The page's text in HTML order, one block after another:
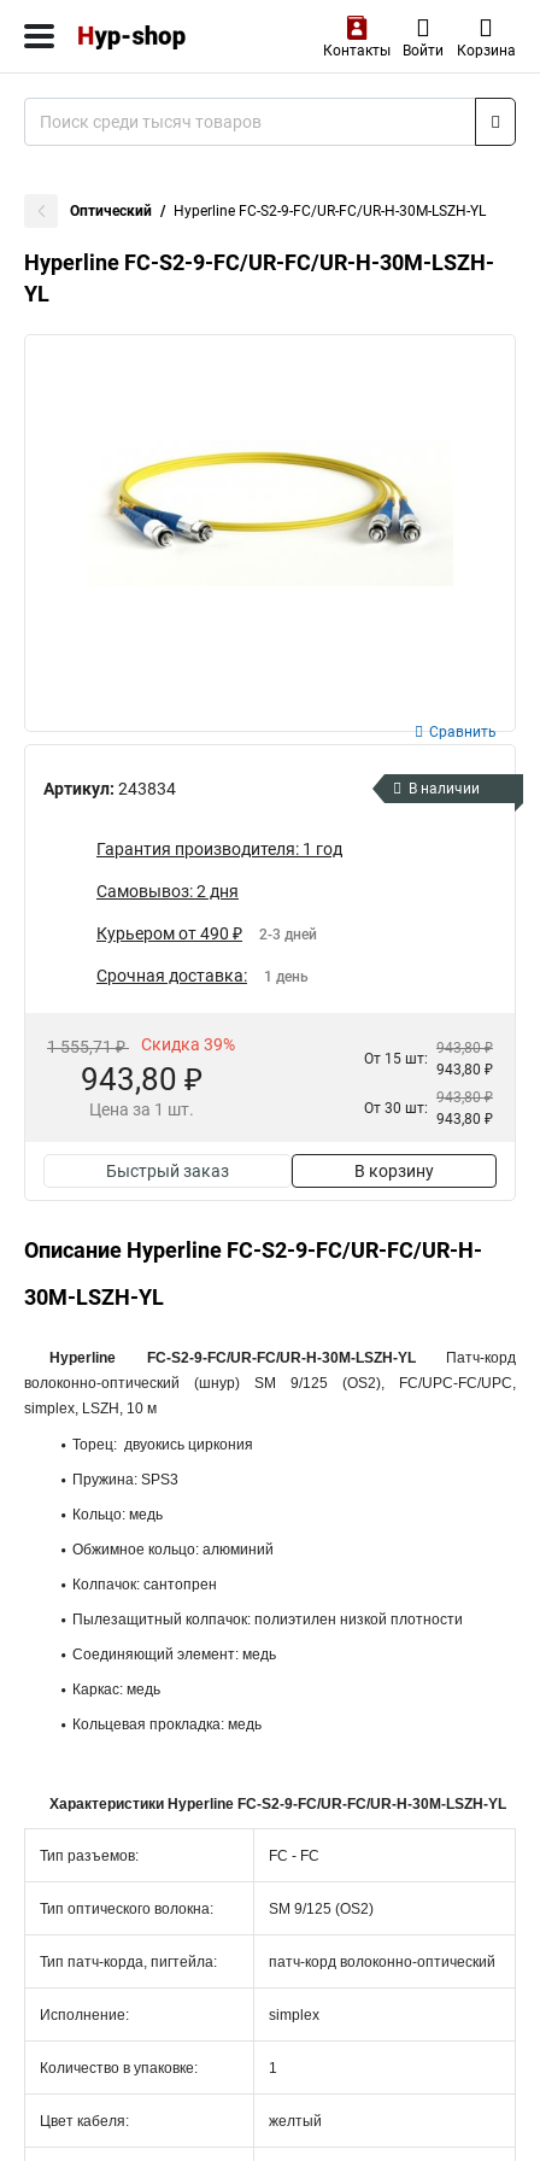
Контакты Войти Корзина
Оптический Hyperline FC-S2-9-FC/UR-FC/UR-H-30M-LSZH-YL
Hyperline FC-S2-9-FC/UR-FC/UR-H-30M-LSZH-
YL
Артикул: 243834
Сравнить
В наличии
Гарантия производителя: 1 год
Самовывоз: 2 дня
Курьером от 490 ₽ 2-3 дней
Срочная доставка: 1 день
1 555,71 ₽ Скидка 39%
943,80 ₽
Цена за 1 шт.
От 15 шт:
943,80 ₽
943,80 ₽
От 30 шт:
943,80 ₽
943,80 ₽
Быстрый заказ В корзину
Описание Hyperline FC-S2-9-FC/UR-FC/UR-H-
30M-LSZH-YL
Hyperline FC-S2-9-FC/UR-FC/UR-H-30M-LSZH-YLПатч-корд
волоконно-оптический (шнур) SM 9/125 (OS2), FC/UPC-FC/UPC,
simplex, LSZH, 10 м
Торец: двуокись циркония
Пружина: SPS3
Кольцо: медь
Обжимное кольцо: алюминий
Колпачок: сантопрен
Пылезащитный колпачок: полиэтилен низкой плотности
Соединяющий элемент: медь
Каркас: медь
Кольцевая прокладка: медь
Характеристики Hyperline FC-S2-9-FC/UR-FC/UR-H-30M-LSZH-YL
Тип разъемов: FC - FC
Тип оптического волокна: SM 9/125 (OS2)
Тип патч-корда, пигтейла: патч-корд волоконно-оптический
Исполнение: simplex
Количество в упаковке: 1
Цвет кабеля: желтый